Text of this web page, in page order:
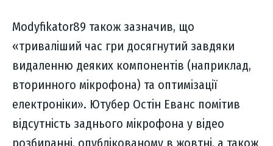
Modyfikator89 також зазначив, що
«триваліший час гри досягнутий завдяки
видаленню деяких компонентів (наприклад,
вторинного мікрофона) та оптимізації
електроніки». Ютубер Остін Еванс помітив
відсутність заднього мікрофона у відео